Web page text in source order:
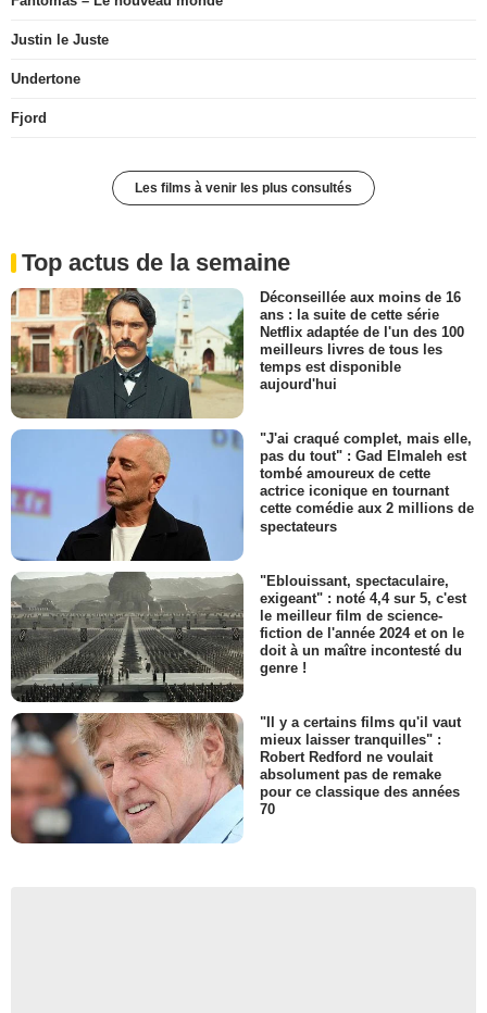
Justin le Juste
Undertone
Fjord
Les films à venir les plus consultés
Top actus de la semaine
Déconseillée aux moins de 16
ans : la suite de cette série
Netflix adaptée de l'un des 100
meilleurs livres de tous les
temps est disponible
aujourd'hui
"J'ai craqué complet, mais elle,
pas du tout" : Gad Elmaleh est
tombé amoureux de cette
actrice iconique en tournant
cette comédie aux 2 millions de
spectateurs
"Eblouissant, spectaculaire,
exigeant" : noté 4,4 sur 5, c'est
le meilleur film de science-
fiction de l'année 2024 et on le
doit à un maître incontesté du
genre !
"Il y a certains films qu'il vaut
mieux laisser tranquilles" :
Robert Redford ne voulait
absolument pas de remake
pour ce classique des années
70